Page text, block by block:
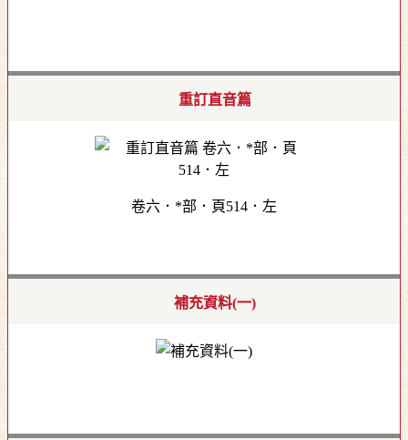
重訂直音篇
卷六．*部．頁514．左
補充資料(一)